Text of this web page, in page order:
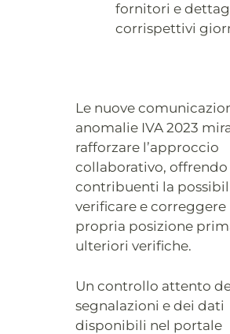
fornitori e
corrispettivi
Le nuove
anomalie IVA 2023
rafforzare l’approccio
collaborativo, offrendo
contribuenti la
verificare e correggere
propria posizione
ulteriori verifiche.
Un controllo attento
segnalazioni e dei dati
disponibili nel portale